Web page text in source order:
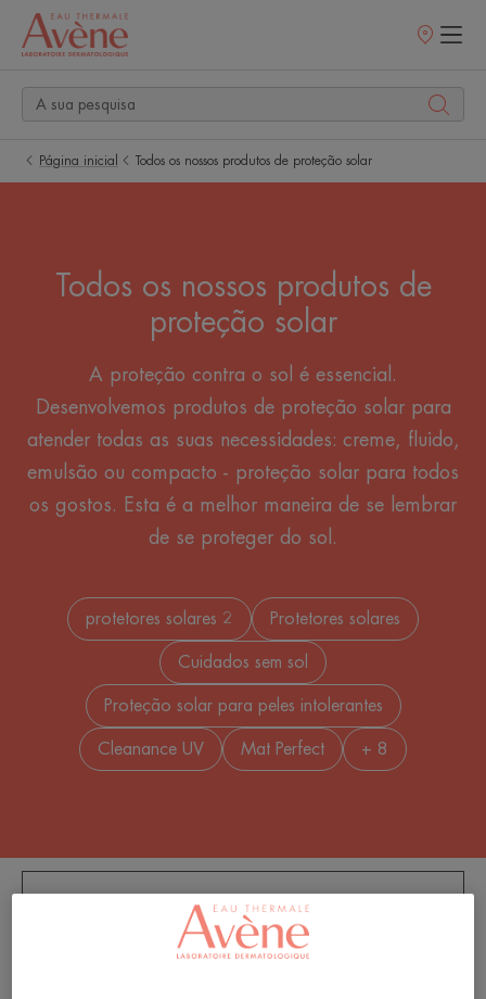
Pontos
Página inicial Todos os nossos produtos de proteção solar
Todos os nossos produtos de
proteção solar
A proteção contra o sol é essencial.
Desenvolvemos produtos de proteção solar para
atender todas as suas necessidades: creme, fluido,
emulsão ou compacto - proteção solar para todos
os gostos. Esta é a melhor maneira de se lembrar
de se proteger do sol.
protetores solares 2 Protetores solares
Cuidados sem sol
Proteção solar para peles intolerantes
Cleanance UV Mat Perfect + 8
FILTRAR PRODUTOS